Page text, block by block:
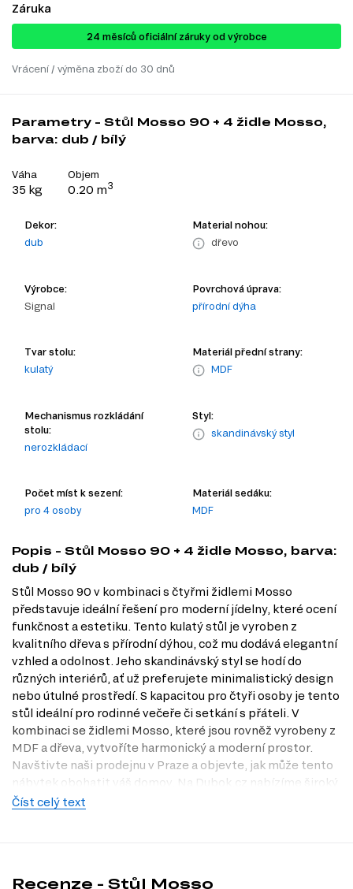
Záruka
24 ​​​​měsíců oficiální záruky od výrobce
Vrácení / výměna zboží do 30 dnů
Parametry - Stůl Mosso 90 + 4 židle Mosso,
barva: dub / bílý
Váha
35 kg
Objem
0.20 m3
Dekor:
dub
Material nohou:
dřevo
Výrobce:
Signal
Povrchová úprava:
přírodní dýha
Tvar stolu:
kulatý
Materiál přední strany:
MDF
Mechanismus rozkládání
stolu:
nerozkládací
Styl:
skandinávský styl
Počet míst k sezení:
pro 4 osoby
Materiál sedáku:
MDF
Popis - Stůl Mosso 90 + 4 židle Mosso, barva:
dub / bílý
Stůl Mosso 90 v kombinaci s čtyřmi židlemi Mosso
představuje ideální řešení pro moderní jídelny, které ocení
funkčnost a estetiku. Tento kulatý stůl je vyroben z
kvalitního dřeva s přírodní dýhou, což mu dodává elegantní
vzhled a odolnost. Jeho skandinávský styl se hodí do
různých interiérů, ať už preferujete minimalistický design
nebo útulné prostředí. S kapacitou pro čtyři osoby je tento
stůl ideální pro rodinné večeře či setkání s přáteli. V
kombinaci se židlemi Mosso, které jsou rovněž vyrobeny z
MDF a dřeva, vytvoříte harmonický a moderní prostor.
Navštivte naši prodejnu v Praze a objevte, jak může tento
nábytek obohatit váš domov. Na Dubok.cz nabízíme široký
výběr nábytku pro každého.
interiérů.
Číst celý text
Recenze - Stůl Mosso